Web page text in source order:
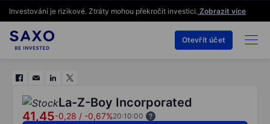
Investování je rizikové. Ztráty mohou překročit investici. Zobrazit více
Otevřít účet
La-Z-Boy Incorporated
41,45-0,28 / -0,67%20:10:00